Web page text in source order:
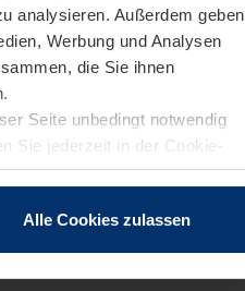
analysieren. Außerdem geben
Werbung und Analysen
die Sie ihnen
Seite unbedingt notwendig
Sie jederzeit in der Cookie-
Alle Cookies zulassen